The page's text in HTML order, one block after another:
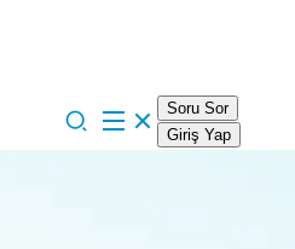
Soru Sor
Giriş Yap